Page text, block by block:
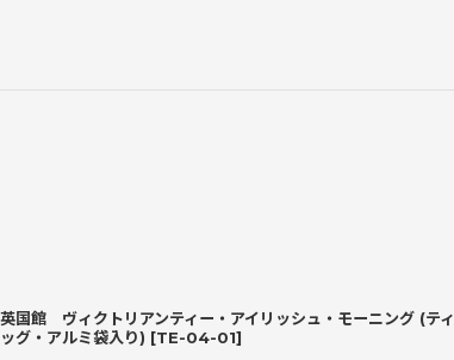
国館 ヴィクトリアンティー・アイリッシュ・モーニング (ティ
グ・アルミ袋入り) [TE-04-01]